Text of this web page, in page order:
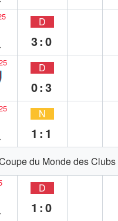
D
3:0
D
0:3
N
1:1
du Monde des Clubs
D
1:0